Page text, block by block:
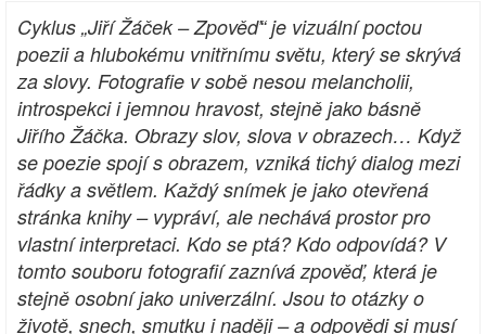
Cyklus „Jiří Žáček – Zpověď“ je vizuální poctou
poezii a hlubokému vnitřnímu světu, který se skrývá
za slovy. Fotografie v sobě nesou melancholii,
introspekci i jemnou hravost, stejně jako básně
Jiřího Žáčka. Obrazy slov, slova v obrazech… Když
se poezie spojí s obrazem, vzniká tichý dialog mezi
řádky a světlem. Každý snímek je jako otevřená
stránka knihy – vypráví, ale nechává prostor pro
vlastní interpretaci. Kdo se ptá? Kdo odpovídá? V
tomto souboru fotografií zaznívá zpověď, která je
stejně osobní jako univerzální. Jsou to otázky o
životě, snech, smutku i naději – a odpovědi si musí